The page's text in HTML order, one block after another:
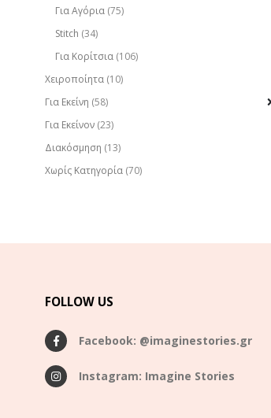
Για Αγόρια (75)
Stitch (34)
Για Κορίτσια (106)
Χειροποίητα (10)
Για Εκείνη (58)
Για Εκείνον (23)
Διακόσμηση (13)
Χωρίς Κατηγορία (70)
FOLLOW US
Facebook: @imaginestories.gr
Instagram: Imagine Stories